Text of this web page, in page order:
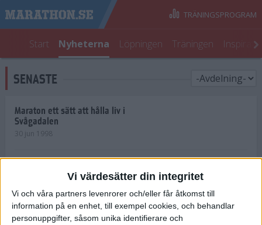
Vi värdesätter din integritet
Vi och våra partners levenrorer och/eller får åtkomst till
information på en enhet, till exempel cookies, och behandlar
personuppgifter, såsom unika identifierare och
Start Nyheterna Löpningen Träningen
TRÄNINGSPROGRAM
SENASTE
Maraton ett sätt att hålla liv i
Svågadalen
30 jun 1998
Norrlänningar firade semester i
Strängnäs